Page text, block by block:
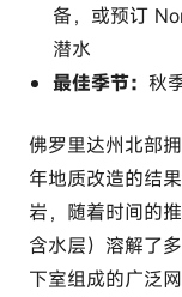
备，或预订
潜水
最佳季节： 秋
佛罗里达州北部
年地质改造的结
岩，随着时间的
含水层）溶解了
下室组成的广泛